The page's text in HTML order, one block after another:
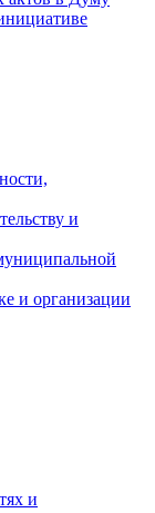
и
и организации
и